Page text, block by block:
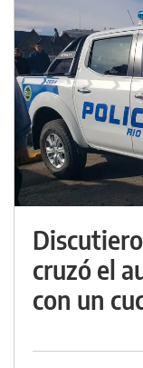
cruzó el
con un